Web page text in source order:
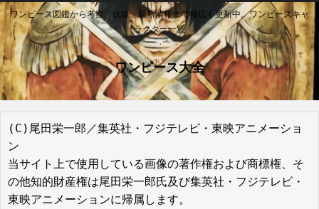
ワンピース図鑑から考察、伏線、最新情報まで幅広く更新中。ワンピースキャ
ラクター一覧
ワンピース大全
(C)尾田栄一郎／集英社・フジテレビ・東映アニメーショ
ン
当サイト上で使用している画像の著作権および商標権、そ
の他知的財産権は尾田栄一郎氏及び集英社・フジテレビ・
東映アニメーションに帰属します。